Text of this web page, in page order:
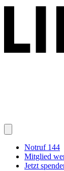
Notruf 144
Mitglied
Jetzt